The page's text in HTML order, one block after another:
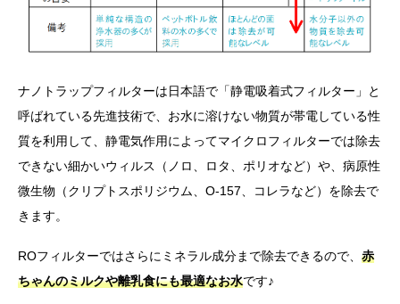
ナノトラップフィルターは日本語で「静電吸着式フィルター」と
呼ばれている先進技術で、お水に溶けない物質が帯電している性
質を利用して、静電気作用によってマイクロフィルターでは除去
できない細かいウィルス（ノロ、ロタ、ポリオなど）や、病原性
微生物（クリプトスポリジウム、O-157、コレラなど）を除去で
きます。
ROフィルターではさらにミネラル成分まで除去できるので、 赤
ちゃんのミルクや離乳食にも最適なお水です♪